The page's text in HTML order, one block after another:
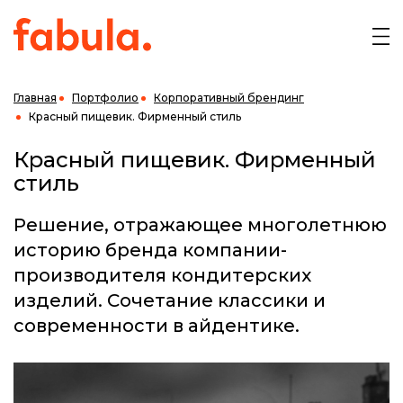
Главная Портфолио
Корпоративный брендинг
Красный пищевик. Фирменный стиль
Красный пищевик. Фирменный
стиль
Решение, отражающее многолетнюю
историю бренда компании-
производителя кондитерских
изделий. Сочетание классики и
современности в айдентике.